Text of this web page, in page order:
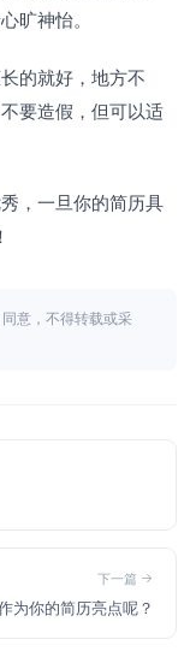
旷神怡。
的就好，地方不
要造假，但可以适
，一旦你的简历具
意，不得转载或采
下一篇
为你的简历亮点呢？